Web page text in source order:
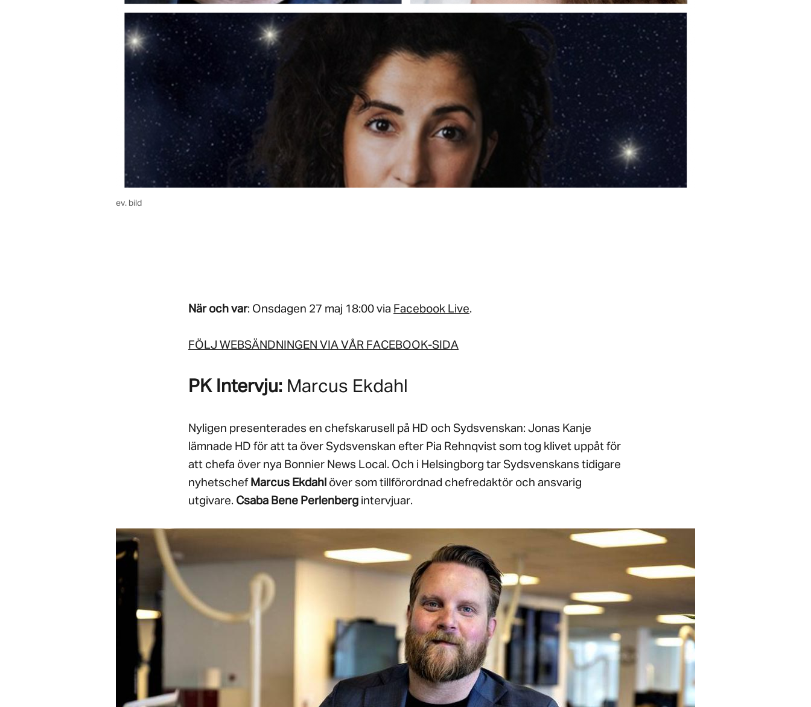
ev. bild
När och var: Onsdagen 27 maj 18:00 via Facebook Live.
FÖLJ WEBSÄNDNINGEN VIA VÅR FACEBOOK-SIDA
PK Intervju: Marcus Ekdahl
Nyligen presenterades en chefskarusell på HD och Sydsvenskan: Jonas Kanje
lämnade HD för att ta över Sydsvenskan efter Pia Rehnqvist som tog klivet uppåt för
att chefa över nya Bonnier News Local. Och i Helsingborg tar Sydsvenskans tidigare
nyhetschef Marcus Ekdahl över som tillförordnad chefredaktör och ansvarig
utgivare. Csaba Bene Perlenberg intervjuar.